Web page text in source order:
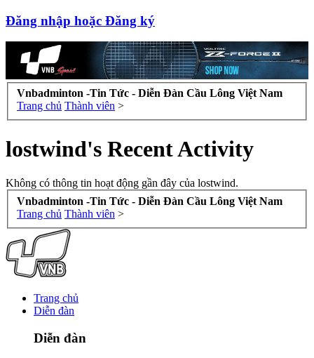
Đăng nhập hoặc Đăng ký
Vnbadminton -Tin Tức - Diễn Đàn Cầu Lông Việt Nam
Trang chủ Thành viên >
lostwind's Recent Activity
Không có thông tin hoạt động gần đây của lostwind.
Vnbadminton -Tin Tức - Diễn Đàn Cầu Lông Việt Nam
Trang chủ Thành viên >
Trang chủ
Diễn đàn
Diễn đàn